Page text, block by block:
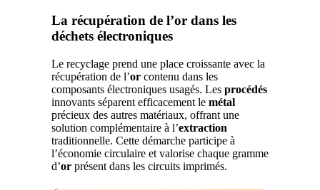
La récupération de l’or dans les
déchets électroniques
Le recyclage prend une place croissante avec la
récupération de l’or contenu dans les
composants électroniques usagés. Les procédés
innovants séparent efficacement le métal
précieux des autres matériaux, offrant une
solution complémentaire à l’extraction
traditionnelle. Cette démarche participe à
l’économie circulaire et valorise chaque gramme
d’or présent dans les circuits imprimés.